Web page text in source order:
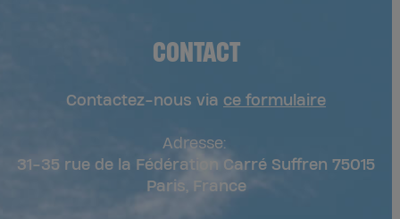
CONTACT
Contactez-nous via ce formulaire
Adresse:
31-35 rue de la Fédération Carré Suffren 75015
Paris, France